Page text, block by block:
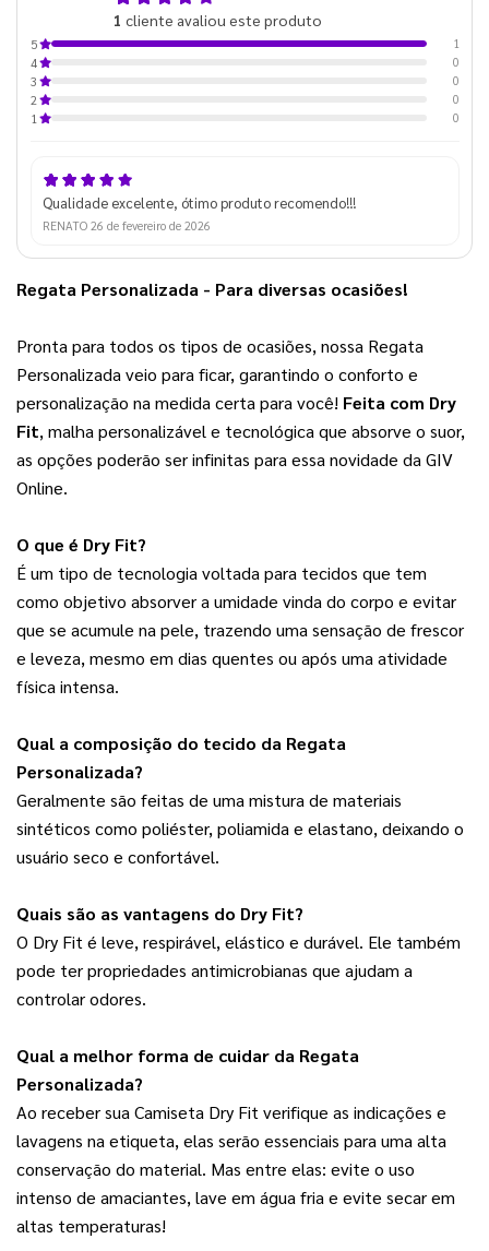
1 cliente avaliou este produto
5
1
4
0
3
0
2
0
1
0
Qualidade excelente, ótimo produto recomendo!!!
RENATO 26 de fevereiro de 2026
Regata Personalizada - Para diversas ocasiões!
Pronta para todos os tipos de ocasiões, nossa Regata
Personalizada veio para ficar, garantindo o conforto e
personalização na medida certa para você! Feita com Dry
Fit, malha personalizável e tecnológica que absorve o suor,
as opções poderão ser infinitas para essa novidade da GIV
Online.
O que é Dry Fit?
É um tipo de tecnologia voltada para tecidos que tem
como objetivo absorver a umidade vinda do corpo e evitar
que se acumule na pele, trazendo uma sensação de frescor
e leveza, mesmo em dias quentes ou após uma atividade
física intensa.
Qual a composição do tecido da Regata
Personalizada?
Geralmente são feitas de uma mistura de materiais
sintéticos como poliéster, poliamida e elastano, deixando o
usuário seco e confortável.
Quais são as vantagens do Dry Fit?
O Dry Fit é leve, respirável, elástico e durável. Ele também
pode ter propriedades antimicrobianas que ajudam a
controlar odores.
Qual a melhor forma de cuidar da Regata
Personalizada?
Ao receber sua Camiseta Dry Fit verifique as indicações e
lavagens na etiqueta, elas serão essenciais para uma alta
conservação do material. Mas entre elas: evite o uso
intenso de amaciantes, lave em água fria e evite secar em
altas temperaturas!